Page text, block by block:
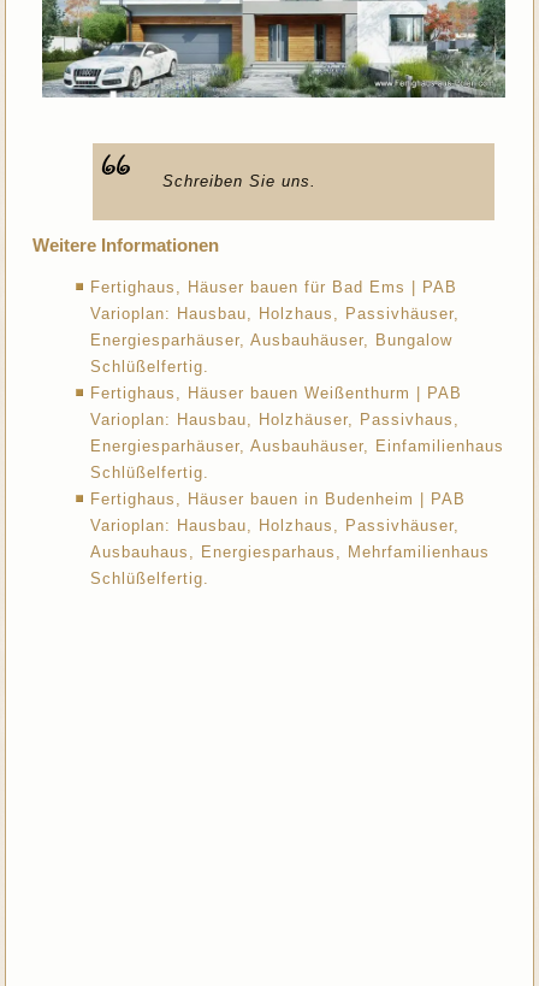
Schreiben Sie uns.
Weitere Informationen
Fertighaus, Häuser bauen für Bad Ems | PAB
Varioplan: Hausbau, Holzhaus, Passivhäuser,
Energiesparhäuser, Ausbauhäuser, Bungalow
Schlüßelfertig.
Fertighaus, Häuser bauen Weißenthurm | PAB
Varioplan: Hausbau, Holzhäuser, Passivhaus,
Energiesparhäuser, Ausbauhäuser, Einfamilienhaus
Schlüßelfertig.
Fertighaus, Häuser bauen in Budenheim | PAB
Varioplan: Hausbau, Holzhaus, Passivhäuser,
Ausbauhaus, Energiesparhaus, Mehrfamilienhaus
Schlüßelfertig.